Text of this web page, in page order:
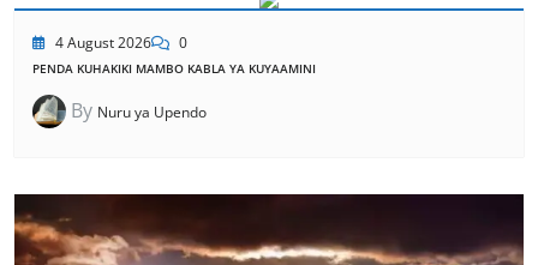
4 August 2026 0
PENDA KUHAKIKI MAMBO KABLA YA KUYAAMINI
By Nuru ya Upendo